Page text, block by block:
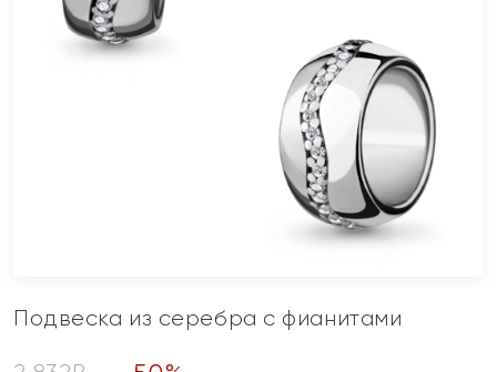
Подвеска из серебра с фианитами